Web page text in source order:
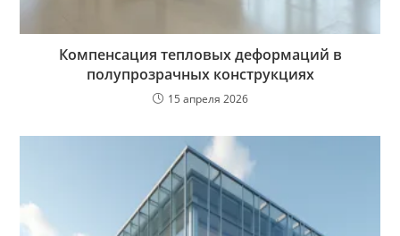
Компенсация тепловых деформаций в
полупрозрачных конструкциях
15 апреля 2026